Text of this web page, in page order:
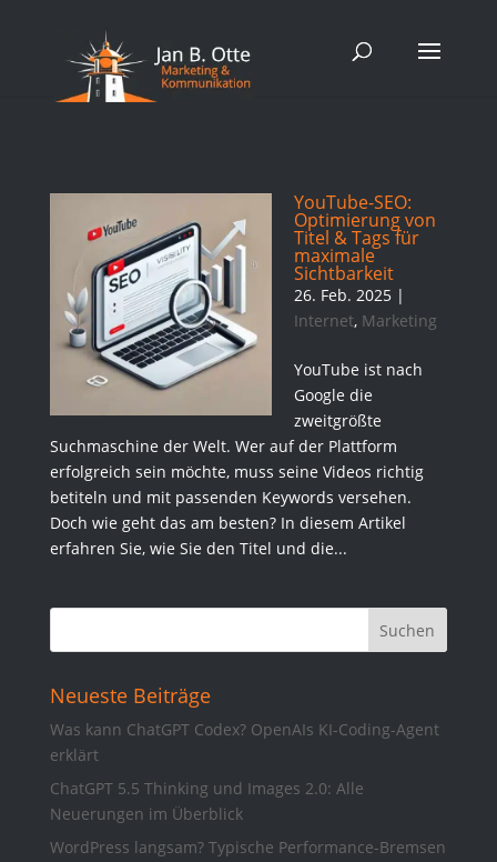
YouTube-SEO:
Optimierung von
Titel & Tags für
maximale
Sichtbarkeit
26. Feb. 2025|
Internet, Marketing
YouTube ist nach
Google die
zweitgrößte
Suchmaschine der Welt. Wer auf der Plattform
erfolgreich sein möchte, muss seine Videos richtig
betiteln und mit passenden Keywords versehen.
Doch wie geht das am besten? In diesem Artikel
erfahren Sie, wie Sie den Titel und die...
Neueste Beiträge
Was kann ChatGPT Codex? OpenAIs KI-Coding-Agent
erklärt
ChatGPT 5.5 Thinking und Images 2.0: Alle
Neuerungen im Überblick
WordPress langsam? Typische Performance-Bremsen